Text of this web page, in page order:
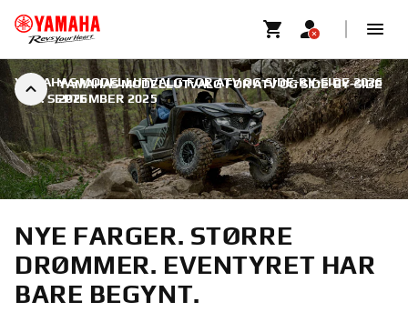
YAMAHAS MODELLUTVALG FOR ATV OG SIDE-BY-SIDE
2026
YAMAHAS MODELLUTVALG FOR ATV OG SIDE-BY-SIDE 2026
9. SEPTEMBER 2025
NYE FARGER. STØRRE
DRØMMER. EVENTYRET HAR
BARE BEGYNT.